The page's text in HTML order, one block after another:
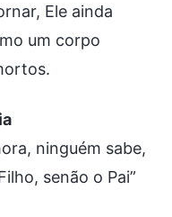
Ele ainda
um corpo
ninguém sabe,
senão o Pai”